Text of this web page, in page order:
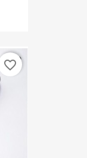
favorite_border